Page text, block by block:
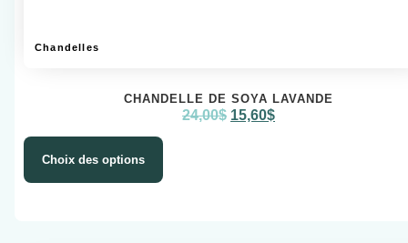
Chandelles
CHANDELLE DE SOYA LAVANDE
24,00$ 15,60$
Choix des options